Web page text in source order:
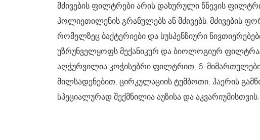
მძივების ფილტრები არის დახურული წნევის
პოლიეთილენის გრანულებს ან მძივებს. მძივების
რომელზეც ბაქტერიები და სუსპენზიური
უზრუნველყოფს მექანიკურ და ბიოლოგიურ
აღჭურვილია კოჭისებრი ფილტრით, 6-
მილსადენებით, ცირკულაციის ტუმბოთი, ჰაერის
სპეციალურად შექმნილია აუზისა და აკვარიუმისთვის.